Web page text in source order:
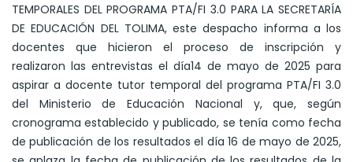
TEMPORALES DEL PROGRAMA PTA/FI 3.0 PARA LA SECRETARÍA
DE EDUCACIÓN DEL TOLIMA, este despacho informa a los
docentes que hicieron el proceso de inscripción y
realizaron las entrevistas el día14 de mayo de 2025 para
aspirar a docente tutor temporal del programa PTA/FI 3.0
del Ministerio de Educación Nacional y, que, según
cronograma establecido y publicado, se tenía como fecha
de publicación de los resultados el día 16 de mayo de 2025,